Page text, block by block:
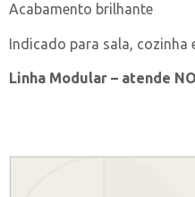
Acabamento brilhante
Indicado para sala, cozinha
Linha Modular – atende